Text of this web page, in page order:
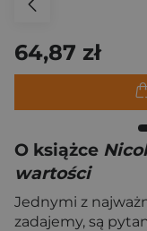
64,87 zł
O książce
wartości
Jednymi z
zadajemy, są